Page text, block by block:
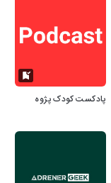
پادکست کودک پژوه